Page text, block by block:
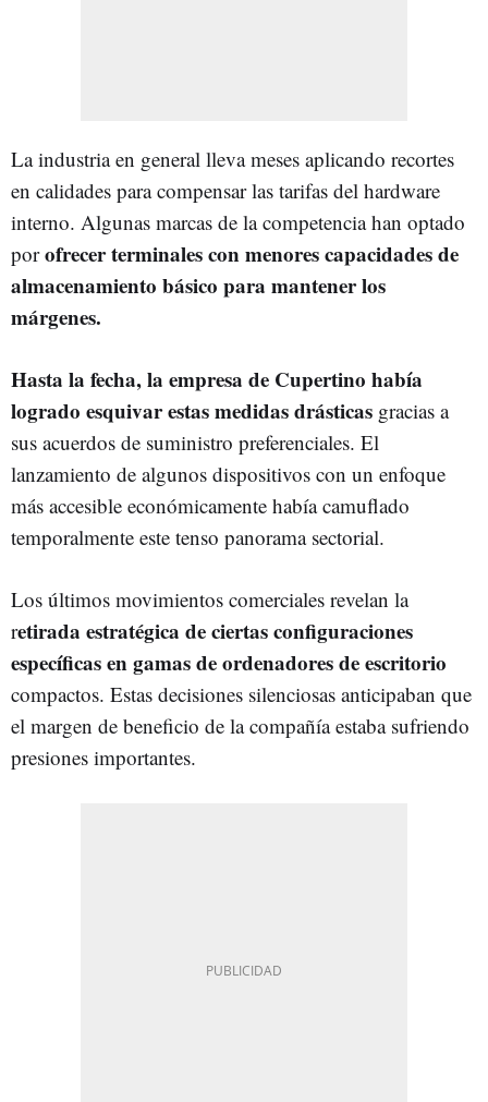
La industria en general lleva meses aplicando recortes
en calidades para compensar las tarifas del hardware
interno. Algunas marcas de la competencia han optado
porofrecer terminales con menores capacidades de
almacenamiento básico para mantener los
márgenes.
Hasta la fecha, la empresa de Cupertino había
logrado esquivar estas medidas drásticas gracias a
sus acuerdos de suministro preferenciales. El
lanzamiento de algunos dispositivos con un enfoque
más accesible económicamente había camuflado
temporalmente este tenso panorama sectorial.
Los últimos movimientos comerciales revelan la
retirada estratégica de ciertas configuraciones
específicas en gamas de ordenadores de escritorio
compactos. Estas decisiones silenciosas anticipaban que
el margen de beneficio de la compañía estaba sufriendo
presiones importantes.